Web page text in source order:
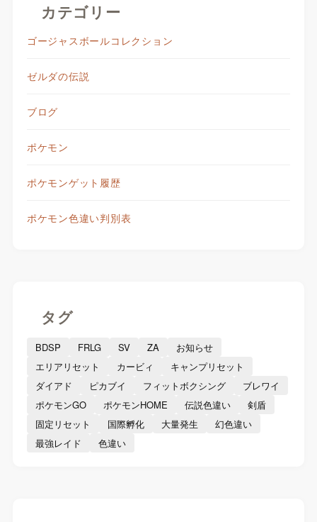
カテゴリー
ゴージャスボールコレクション
ゼルダの伝説
ブログ
ポケモン
ポケモンゲット履歴
ポケモン色違い判別表
タグ
BDSP FRLG SV ZA
お知らせ
エリアリセット
カービィ
キャンプリセット
ダイアド
ピカブイ フィットボクシング
ブレワイ
ポケモンGO
ポケモンHOME 伝説色違い
剣盾
固定リセット
国際孵化 大量発生
幻色違い
最強レイド
色違い